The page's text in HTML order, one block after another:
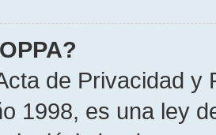
de Privacidad
1998, es una ley